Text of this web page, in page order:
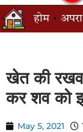
होम
खेत की
कर शव को
May 5, 2021